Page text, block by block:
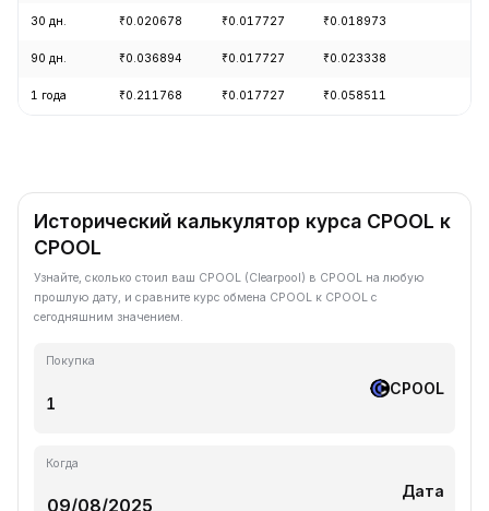
30 дн. ₹0.020678 ₹0.017727 ₹0.018973
90 дн. ₹0.036894 ₹0.017727 ₹0.023338
1 года ₹0.211768 ₹0.017727 ₹0.058511
Исторический калькулятор курса CPOOL к
CPOOL
Узнайте, сколько стоил ваш CPOOL (Clearpool) в CPOOL на любую
прошлую дату, и сравните курс обмена CPOOL к CPOOL с
сегодняшним значением.
Покупка
CPOOL
Когда
Дата